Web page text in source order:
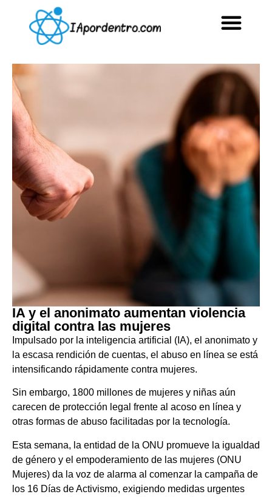
IA y el anonimato aumentan violencia
digital contra las mujeres
Impulsado por la inteligencia artificial (IA), el anonimato y
la escasa rendición de cuentas, el abuso en línea se está
intensificando rápidamente contra mujeres.
Sin embargo, 1800 millones de mujeres y niñas aún
carecen de protección legal frente al acoso en línea y
otras formas de abuso facilitadas por la tecnología.
Esta semana, la entidad de la ONU promueve la igualdad
de género y el empoderamiento de las mujeres (ONU
Mujeres) da la voz de alarma al comenzar la campaña de
los 16 Días de Activismo, exigiendo medidas urgentes